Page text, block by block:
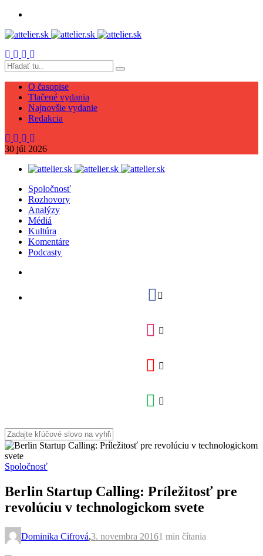
O časopise
Tlačené vydania
Najnovšie vydanie
Redakcia
30 júl 2026
Spoločnosť
Rozhovory
Analýzy
Médiá
Kultúra
Komentáre
Podcasty
Spoločnosť
Berlin Startup Calling: Príležitosť pre
revolúciu v technologickom svete
Dominika Cifrová,3. novembra 20161 min čítania